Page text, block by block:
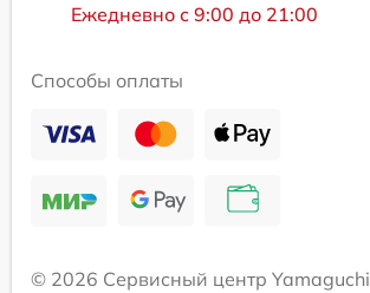
Ежедневно с 9:00 до 21:00
Способы оплаты
© 2026 Сервисный центр Yamaguchi